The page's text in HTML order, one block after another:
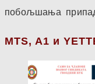
побољшања
МТS, A1 и